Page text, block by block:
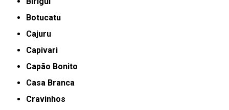
Botucatu
Cajuru
Capivari
Capão Bonito
Casa Branca
Cravinhos